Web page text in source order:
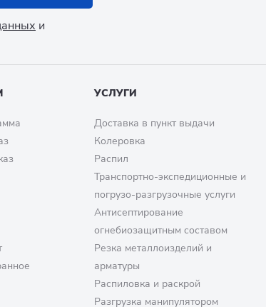
и
УСЛУГИ
Доставка в пункт выдачи
Колеровка
Распил
Транспортно-экспедиционные и
погрузо-разгрузочные услуги
Антисептирование
огнебиозащитным составом
Резка металлоизделий и
арматуры
Распиловка и раскрой
Разгрузка манипулятором